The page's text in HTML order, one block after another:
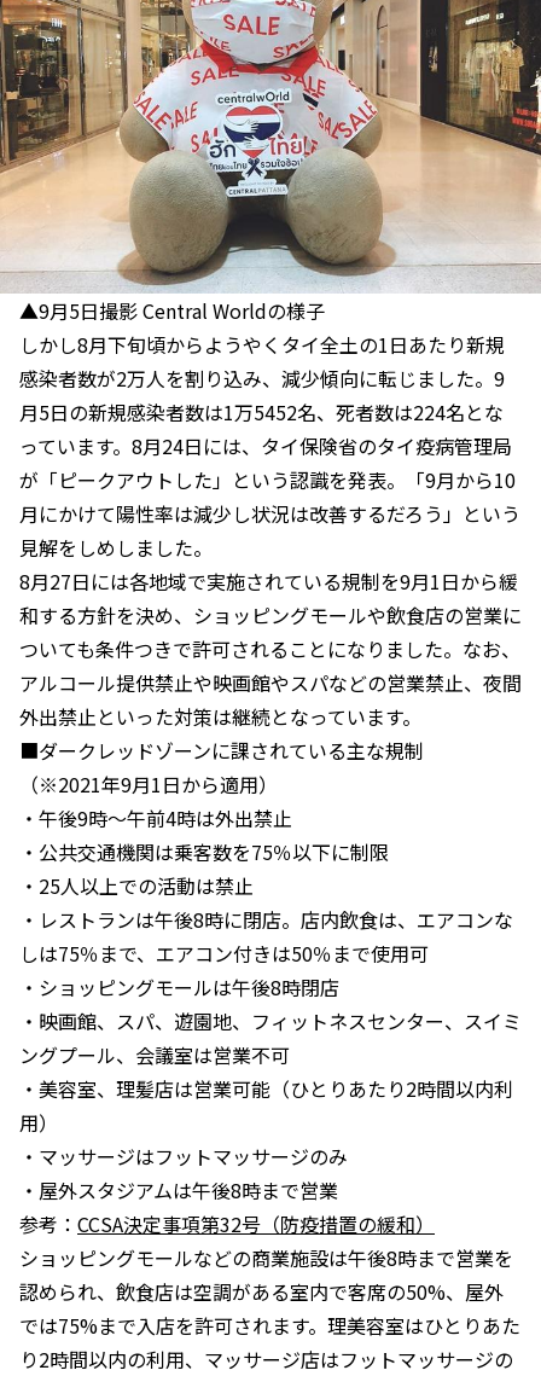
▲9月5日撮影 Central Worldの様子
しかし8月下旬頃からようやくタイ全土の1日あたり新規
感染者数が2万人を割り込み、減少傾向に転じました。9
月5日の新規感染者数は1万5452名、死者数は224名とな
っています。8月24日には、タイ保険省のタイ疫病管理局
が「ピークアウトした」という認識を発表。「9月から10
月にかけて陽性率は減少し状況は改善するだろう」という
見解をしめしました。
8月27日には各地域で実施されている規制を9月1日から緩
和する方針を決め、ショッピングモールや飲食店の営業に
ついても条件つきで許可されることになりました。なお、
アルコール提供禁止や映画館やスパなどの営業禁止、夜間
外出禁止といった対策は継続となっています。
■ダークレッドゾーンに課されている主な規制
（※2021年9月1日から適用）
・午後9時～午前4時は外出禁止
・公共交通機関は乗客数を75％以下に制限
・25人以上での活動は禁止
・レストランは午後8時に閉店。店内飲食は、エアコンな
しは75％まで、エアコン付きは50％まで使用可
・ショッピングモールは午後8時閉店
・映画館、スパ、遊園地、フィットネスセンター、スイミ
ングプール、会議室は営業不可
・美容室、理髪店は営業可能（ひとりあたり2時間以内利
用）
・マッサージはフットマッサージのみ
・屋外スタジアムは午後8時まで営業
参考： CCSA決定事項第32号（防疫措置の緩和）
ショッピングモールなどの商業施設は午後8時まで営業を
認められ、飲食店は空調がある室内で客席の50%、屋外
では75%まで入店を許可されます。理美容室はひとりあた
り2時間以内の利用、マッサージ店はフットマッサージの